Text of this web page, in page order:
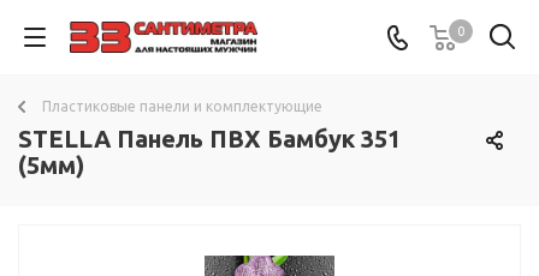
0
Пластиковые панели и комплектующие
STELLA Панель ПВХ Бамбук 351
(5мм)